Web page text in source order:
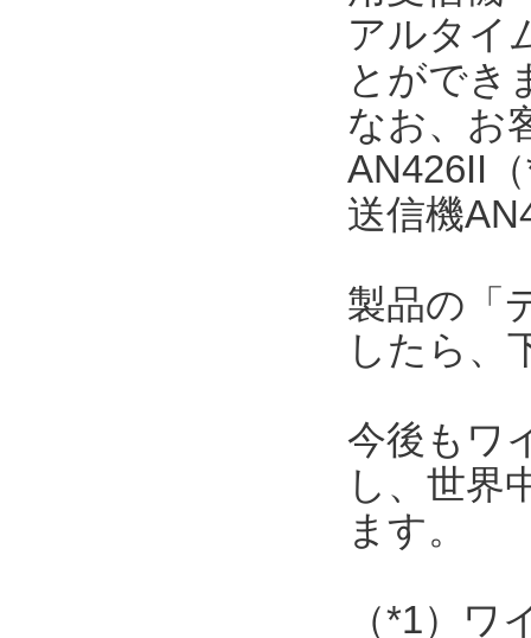
アルタイ
とができ
なお、お
AN426II
送信機
製品の「
したら、
今後もワ
し、世界
ます。
（*1）